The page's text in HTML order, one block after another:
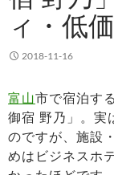
ィ・低
2018-11-16
富山市で宿泊す
御宿 野乃」。実
のですが、施設
めはビジネスホ